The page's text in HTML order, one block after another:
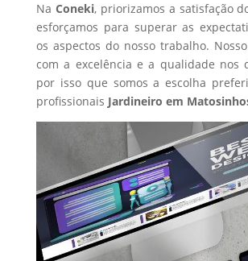
Na Coneki, priorizamos a satisfação
esforçamos para superar as
os aspectos do nosso trabalho.
com a excelência e a qualidade nos
por isso que somos a escolha
profissionais Jardineiro em